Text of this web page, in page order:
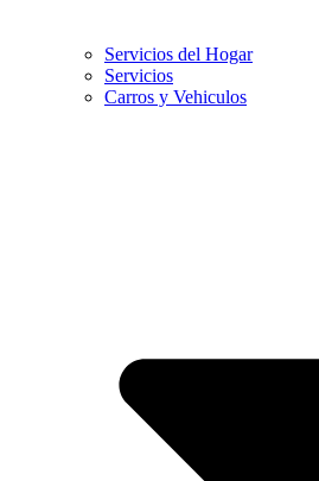
Servicios del Hogar
Servicios
Carros y Vehiculos